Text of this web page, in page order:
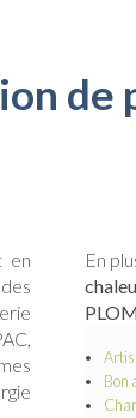
de
en
En
Bon